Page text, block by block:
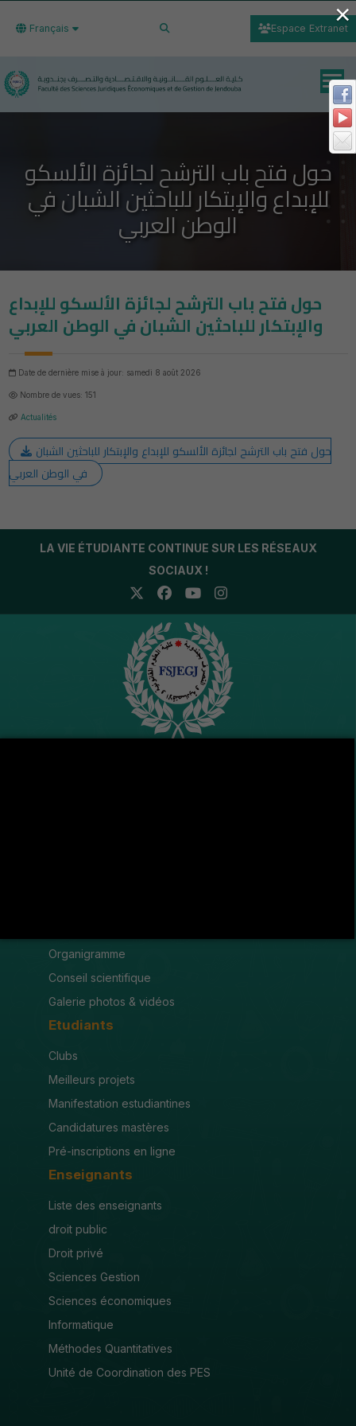
Français Espace Extranet
حول فتح باب الترشح لجائزة الألسكو
للإبداع والإبتكار للباحثين الشبان في
الوطن العربي
حول فتح باب الترشح لجائزة الألسكو للإبداع
والإبتكار للباحثين الشبان في الوطن العربي
Date de dernière mise à jour: samedi 8 août 2026
Nombre de vues: 151
Actualités
حول فتح باب الترشح لجائزة الألسكو للإبداع والإبتكار للباحثين الشبان
LA VIE ÉTUDIANTE CONTINUE SUR LES RÉSEAUX
SOCIAUX !
Organigramme
Conseil scientifique
Galerie photos & vidéos
Etudiants
Clubs
Meilleurs projets
Manifestation estudiantines
Candidatures mastères
Pré-inscriptions en ligne
Enseignants
Liste des enseignants
droit public
Droit privé
Sciences Gestion
Sciences économiques
Informatique
Méthodes Quantitatives
Unité de Coordination des PES
×